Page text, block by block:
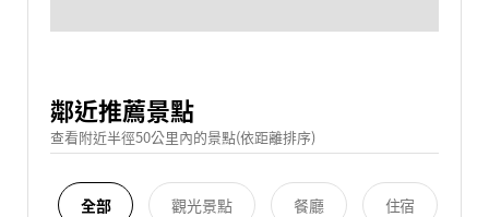
鄰近推薦景點
查看附近半徑50公里內的景點(依距離排序)
全部 觀光景點 餐廳 住宿